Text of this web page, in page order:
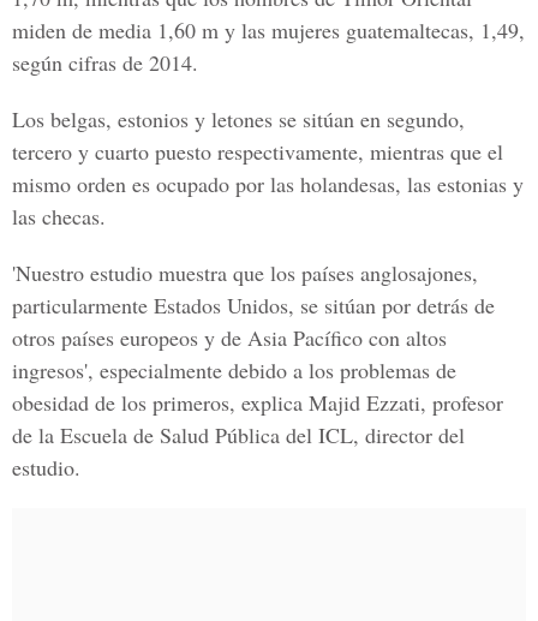
miden de media 1,60 m y las mujeres guatemaltecas, 1,49,
según cifras de 2014.
Los belgas, estonios y letones se sitúan en segundo,
tercero y cuarto puesto respectivamente, mientras que el
mismo orden es ocupado por las holandesas, las estonias y
las checas.
'Nuestro estudio muestra que los países anglosajones,
particularmente Estados Unidos, se sitúan por detrás de
otros países europeos y de Asia Pacífico con altos
ingresos', especialmente debido a los problemas de
obesidad de los primeros, explica Majid Ezzati, profesor
de la Escuela de Salud Pública del ICL, director del
estudio.